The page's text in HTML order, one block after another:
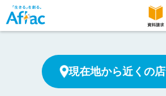
現在地から近くの